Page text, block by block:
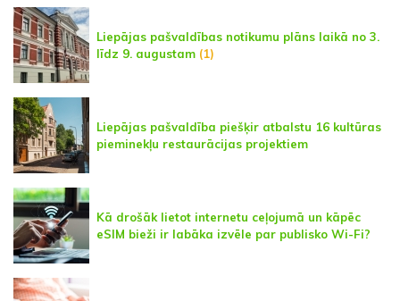
Liepājas pašvaldības notikumu plāns laikā no 3.
līdz 9. augustam (1)
Liepājas pašvaldība piešķir atbalstu 16 kultūras
pieminekļu restaurācijas projektiem
Kā drošāk lietot internetu ceļojumā un kāpēc
eSIM bieži ir labāka izvēle par publisko Wi-Fi?